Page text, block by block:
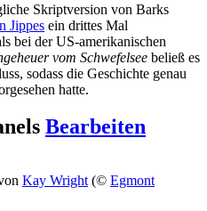
Skriptversion von Barks
Jippes ein drittes Mal
bei der US-amerikanischen
vom Schwefelsee beließ es
sodass die Geschichte genau
hatte.
Bearbeiten
Kay Wright (© Egmont